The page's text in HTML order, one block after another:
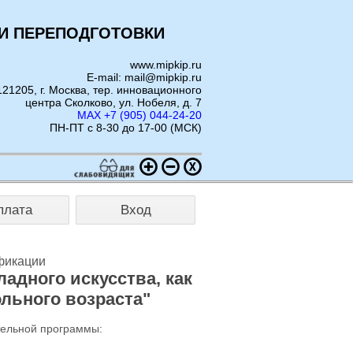
ПЕРЕПОДГОТОВКИ
www.mipkip.ru
E-mail: mail@mipkip.ru
г. Москва, тер. инновационного
центра Сколково, ул. Нобеля, д. 7
MAX +7 (905) 044-24-20
ПН-ПТ с 8-30 до 17-00 (МСК)
Вход
искусства, как
возраста"
программы: